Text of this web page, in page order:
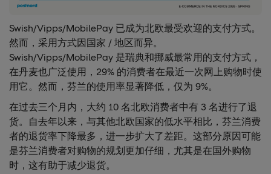
Swish/Vipps/MobilePay 已成为北欧最受欢迎的支付方式。
然而，采用方式因国家 / 地区而异。
Swish/Vipps/MobilePay 是瑞典和挪威最常用的支付方式，
在丹麦也广泛使用，29% 的消费者在最近一次网上购物时使
用它。然而，芬兰的使用率显著降低，仅为 9%。
在过去三个月内，大约 10 名北欧消费者中有 3 名进行了退
货。自去年以来，与其他北欧国家的低水平相比，芬兰消费
者的退货率下降最多，进一步扩大了差距。这部分原因可能
是芬兰消费者对购物的规划更加仔细，尤其是在国外购物
时，这有助于减少退货。